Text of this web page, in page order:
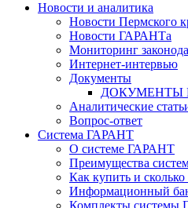
Новости и аналитика
Новости Пермского
Новости ГАРАНТа
Мониторинг
Интернет-интервью
Документы
ДОКУМЕНТЫ
Аналитические
Вопрос-ответ
Система ГАРАНТ
О системе ГАРАНТ
Преимущества
Как купить и сколько
Информационный
Комплекты системы